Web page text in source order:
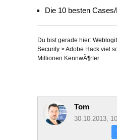
Die 10 besten
Du bist gerade hier: Weblogit
Security >Adobe Hack viel
Millionen KennwÃ¶rter
Tom
30.10.2013,